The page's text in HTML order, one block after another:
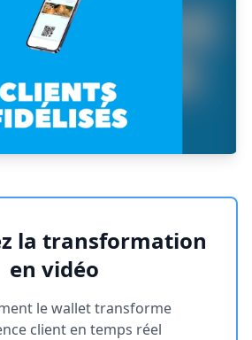
la transformation
en vidéo
le wallet transforme
client en temps réel